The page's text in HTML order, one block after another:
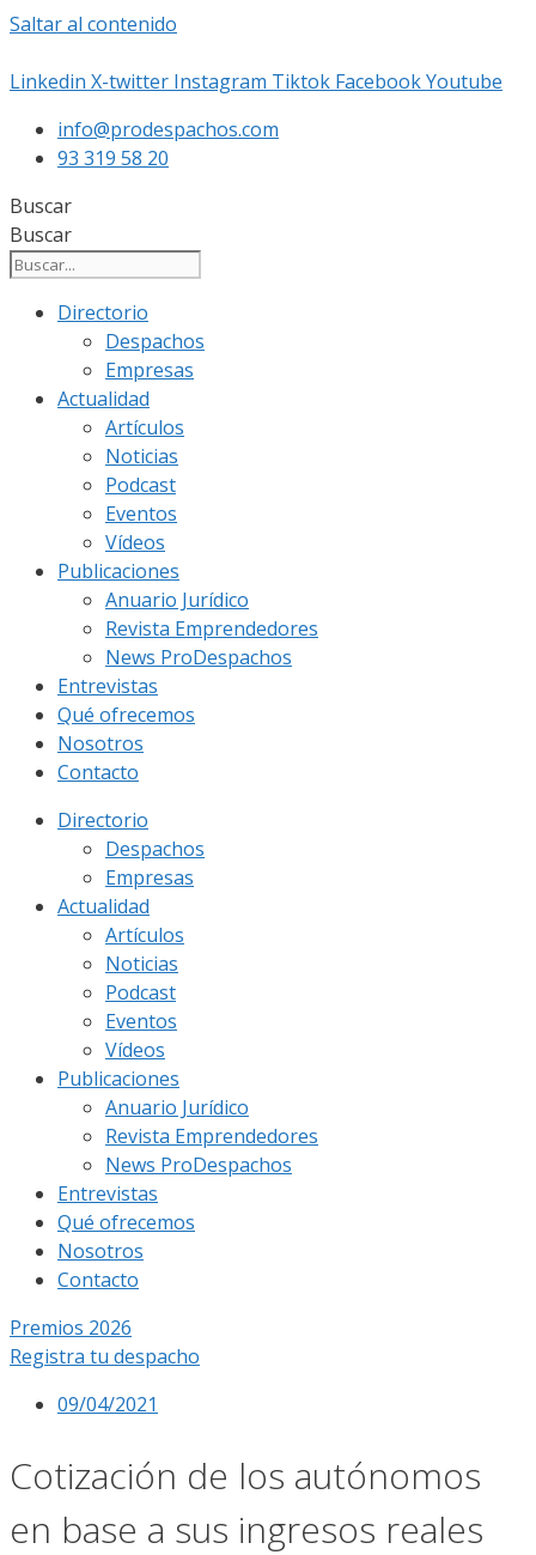
Saltar al contenido
Linkedin X-twitter Instagram Tiktok FacebookYoutube
info@prodespachos.com
93 319 58 20
Buscar
Buscar
Directorio
Despachos
Empresas
Actualidad
Artículos
Noticias
Podcast
Eventos
Vídeos
Publicaciones
Anuario Jurídico
Revista Emprendedores
News ProDespachos
Entrevistas
Qué ofrecemos
Nosotros
Contacto
Directorio
Despachos
Empresas
Actualidad
Artículos
Noticias
Podcast
Eventos
Vídeos
Publicaciones
Anuario Jurídico
Revista Emprendedores
News ProDespachos
Entrevistas
Qué ofrecemos
Nosotros
Contacto
Premios 2026
Registra tu despacho
09/04/2021
Cotización de los autónomos
en base a sus ingresos reales